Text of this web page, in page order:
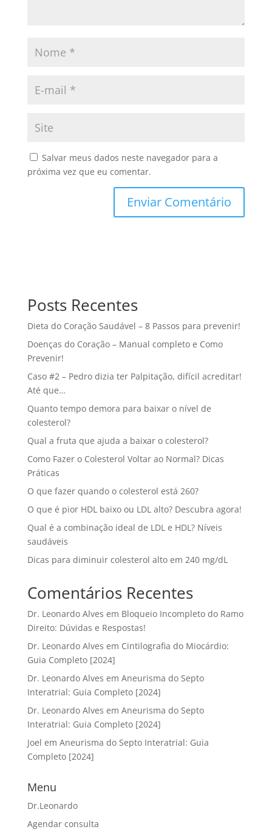
Salvar meus dados neste navegador para a
próxima vez que eu comentar.
Posts Recentes
Dieta do Coração Saudável – 8 Passos para prevenir!
Doenças do Coração – Manual completo e Como
Prevenir!
Caso #2 – Pedro dizia ter Palpitação, difícil acreditar!
Até que…
Quanto tempo demora para baixar o nível de
colesterol?
Qual a fruta que ajuda a baixar o colesterol?
Como Fazer o Colesterol Voltar ao Normal? Dicas
Práticas
O que fazer quando o colesterol está 260?
O que é pior HDL baixo ou LDL alto? Descubra agora!
Qual é a combinação ideal de LDL e HDL? Níveis
saudáveis
Dicas para diminuir colesterol alto em 240 mg/dL
Comentários Recentes
Dr. Leonardo Alves em Bloqueio Incompleto do Ramo
Direito: Dúvidas e Respostas!
Dr. Leonardo Alves em Cintilografia do Miocárdio:
Guia Completo [2024]
Dr. Leonardo Alves em Aneurisma do Septo
Interatrial: Guia Completo [2024]
Dr. Leonardo Alves em Aneurisma do Septo
Interatrial: Guia Completo [2024]
Joel em Aneurisma do Septo Interatrial: Guia
Completo [2024]
Menu
Dr.Leonardo
Agendar consulta